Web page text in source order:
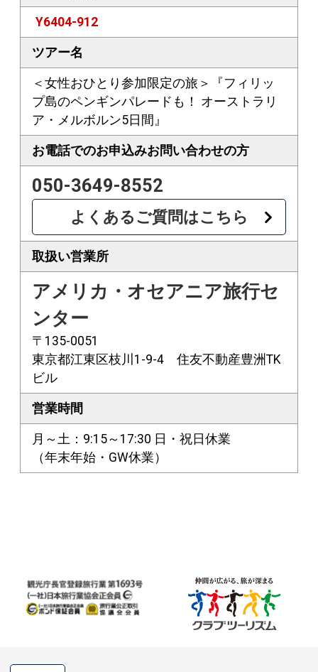
Y6404-912
ツアー名
＜女性おひとり参加限定の旅＞『フィリッ
プ島のペンギンパレードも！ オーストラリ
ア・メルボルン5日間』
お電話でのお申込みお問い合わせの方
050-3649-8552
よくあるご質問はこちら
取扱い営業所
アメリカ・オセアニア旅行セ
ンター
〒135-0051
東京都江東区枝川1-9-4 住友不動産豊洲TK
ビル
営業時間
月～土：9:15～17:30 日・祝日休業
（年末年始・GW休業）